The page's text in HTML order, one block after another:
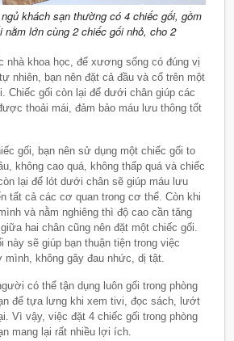
khách sạn thường có 4 chiếc gối, gồm
nằm lớn cùng 2 chiếc gối nhỏ, cho 2
nhà khoa học, để xương sống có đúng vị
nhiên, bạn nên đặt cả đầu và cổ trên một
Chiếc gối còn lại để dưới chân giúp các
thoải mái, đảm bảo máu lưu thông tốt
gối, bạn nên sử dụng một chiếc gối to
không cao quá, không thấp quá và chiếc
lại để lót dưới chân sẽ giúp máu lưu
tất cả các cơ quan trong cơ thể. Còn khi
và nằm nghiêng thì độ cao cần tăng
hai chân cũng nên đặt một chiếc gối.
này sẽ giúp bạn thuận tiện trong việc
mình, không gây đau nhức, dị tật.
có thể tận dụng luôn gối trong phòng
để tựa lưng khi xem tivi, đọc sách, lướt
Vì vậy, việc đặt 4 chiếc gối trong phòng
mang lại rất nhiều lợi ích.